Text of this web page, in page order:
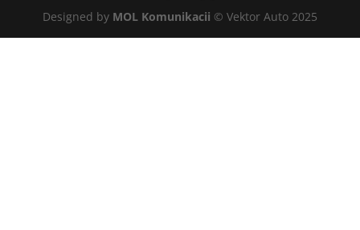
Designed by MOL Komunikacii © Vektor Auto 2025